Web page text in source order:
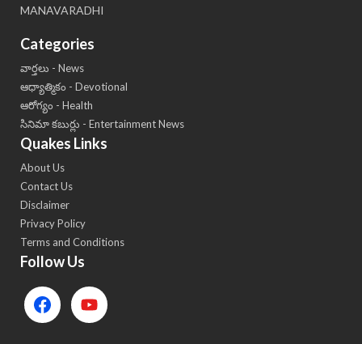
MANAVARADHI
Categories
వార్తలు - News
ఆధ్యాత్మికం - Devotional
ఆరోగ్యం - Health
సినిమా కబుర్లు - Entertainment News
Quakes Links
About Us
Contact Us
Disclaimer
Privacy Policy
Terms and Conditions
Follow Us